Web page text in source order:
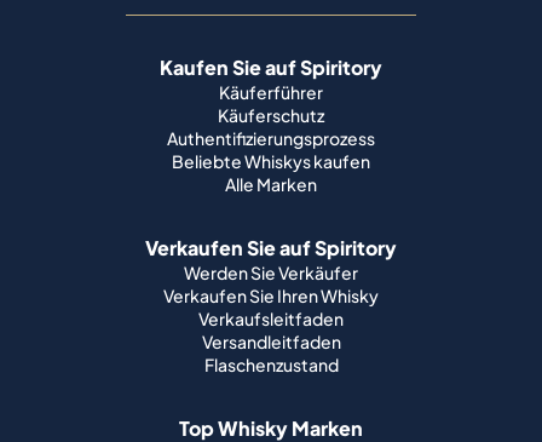
Kaufen Sie auf Spiritory
Käuferführer
Käuferschutz
Authentifizierungsprozess
Beliebte Whiskys kaufen
Alle Marken
Verkaufen Sie auf Spiritory
Werden Sie Verkäufer
Verkaufen Sie Ihren Whisky
Verkaufsleitfaden
Versandleitfaden
Flaschenzustand
Top Whisky Marken